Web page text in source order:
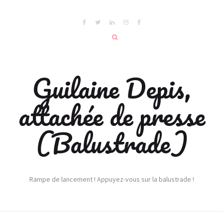
Guilaine Depis,
attachée de presse
(Balustrade)
Rampe de lancement ! Appuyez-vous sur la balustrade !